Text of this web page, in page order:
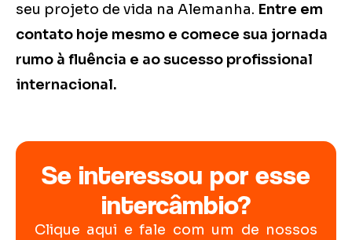
seu projeto de vida na Alemanha. Entre em
contato hoje mesmo e comece sua jornada
rumo à fluência e ao sucesso profissional
internacional.
Se interessou por esse
intercâmbio?
Clique aqui e fale com um de nossos